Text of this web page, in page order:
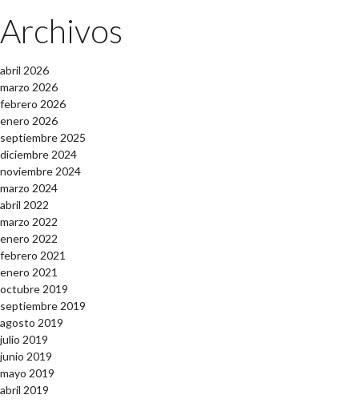
Archivos
abril 2026
marzo 2026
febrero 2026
enero 2026
septiembre 2025
diciembre 2024
noviembre 2024
marzo 2024
abril 2022
marzo 2022
enero 2022
febrero 2021
enero 2021
octubre 2019
septiembre 2019
agosto 2019
julio 2019
junio 2019
mayo 2019
abril 2019